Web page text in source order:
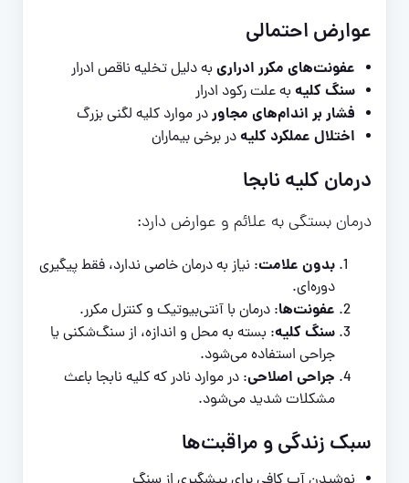
عوارض احتمالی
عفونت‌های مکرر ادراری به دلیل تخلیه ناقص ادرار
سنگ کلیه به علت رکود ادرار
فشار بر اندام‌های مجاوردر موارد کلیه لگنی بزرگ
اختلال عملکرد کلیهدر برخی بیماران
درمان کلیه نابجا
درمان بستگی به علائم و عوارض دارد:
بدون علامت: نیاز به درمان خاصی ندارد، فقط پیگیری
دوره‌ای.
عفونت‌ها: درمان با آنتی‌بیوتیک و کنترل مکرر.
سنگ کلیه: بسته به محل و اندازه، از سنگ‌شکنی یا
جراحی استفاده می‌شود.
جراحی اصلاحی: در موارد نادر که کلیه نابجا باعث
مشکلات شدید می‌شود.
سبک زندگی و مراقبت‌ها